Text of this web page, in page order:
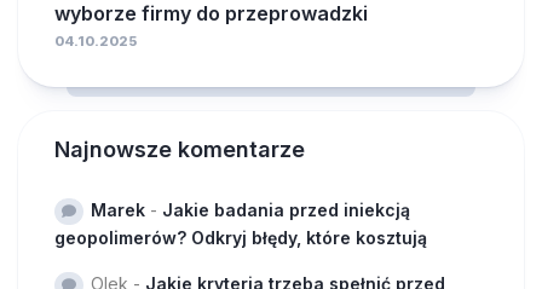
wyborze firmy do przeprowadzki
04.10.2025
Najnowsze komentarze
Marek - Jakie badania przed iniekcją
geopolimerów? Odkryj błędy, które kosztują
Olek - Jakie kryteria trzeba spełnić przed